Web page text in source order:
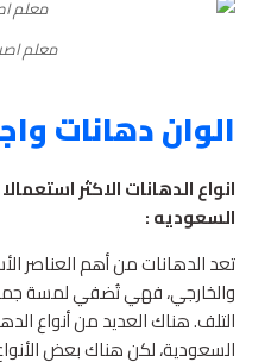
معلم
الوان دهانات
انواع الدهانات الاكثر
السعوديه :
تعد الدهانات من أهم العناصر
والخارجي، فهي تُضفي لمسة
التلف. هناك العديد من أنواع
السعودية، لكن هناك بعض